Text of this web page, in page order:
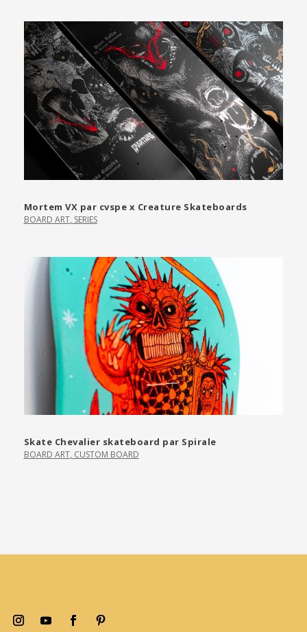
Mortem VX par cvspe x Creature Skateboards
BOARD ART, SERIES
Skate Chevalier skateboard par Spirale
BOARD ART, CUSTOM BOARD